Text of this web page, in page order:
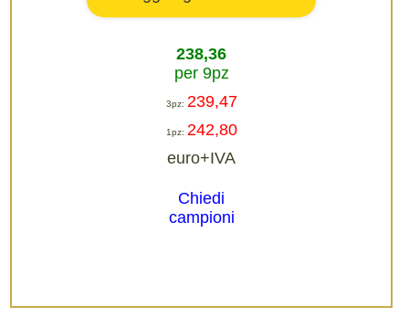
238,36
per 9pz
3pz: 239,47
1pz: 242,80
euro+IVA
Chiedi
campioni